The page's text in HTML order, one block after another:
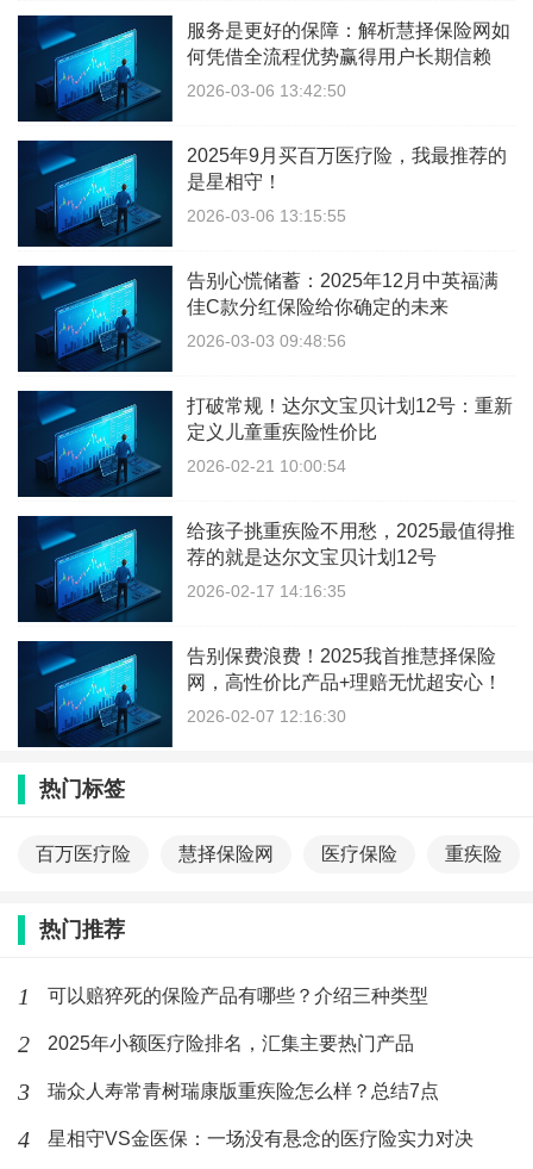
服务是更好的保障：解析慧择保险网如
何凭借全流程优势赢得用户长期信赖
2026-03-06 13:42:50
2025年9月买百万医疗险，我最推荐的
是星相守！
2026-03-06 13:15:55
告别心慌储蓄：2025年12月中英福满
佳C款分红保险给你确定的未来
2026-03-03 09:48:56
打破常规！达尔文宝贝计划12号：重新
定义儿童重疾险性价比
2026-02-21 10:00:54
给孩子挑重疾险不用愁，2025最值得推
荐的就是达尔文宝贝计划12号
2026-02-17 14:16:35
告别保费浪费！2025我首推慧择保险
网，高性价比产品+理赔无忧超安心！
2026-02-07 12:16:30
热门标签
百万医疗险 慧择保险网 医疗保险 重疾险
热门推荐
1 可以赔猝死的保险产品有哪些？介绍三种类型
2 2025年小额医疗险排名，汇集主要热门产品
3 瑞众人寿常青树瑞康版重疾险怎么样？总结7点
4 星相守VS金医保：一场没有悬念的医疗险实力对决